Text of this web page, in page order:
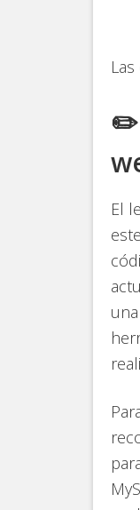
✏️
El